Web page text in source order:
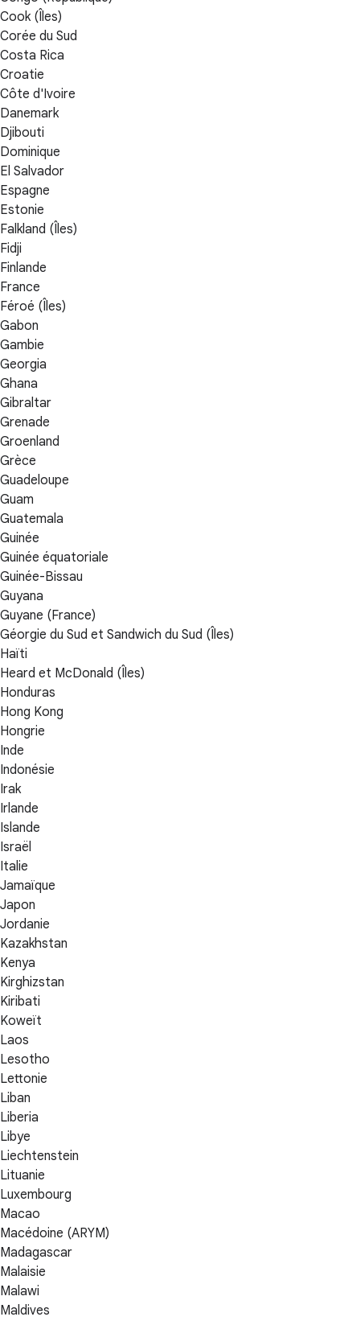
Cook (Îles)
Corée du Sud
Costa Rica
Croatie
Côte d'Ivoire
Danemark
Djibouti
Dominique
El Salvador
Espagne
Estonie
Falkland (Îles)
Fidji
Finlande
France
Féroé (Îles)
Gabon
Gambie
Georgia
Ghana
Gibraltar
Grenade
Groenland
Grèce
Guadeloupe
Guam
Guatemala
Guinée
Guinée équatoriale
Guinée-Bissau
Guyana
Guyane (France)
Géorgie du Sud et Sandwich du Sud (Îles)
Haïti
Heard et McDonald (Îles)
Honduras
Hong Kong
Hongrie
Inde
Indonésie
Irak
Irlande
Islande
Israël
Italie
Jamaïque
Japon
Jordanie
Kazakhstan
Kenya
Kirghizstan
Kiribati
Koweït
Laos
Lesotho
Lettonie
Liban
Liberia
Libye
Liechtenstein
Lituanie
Luxembourg
Macao
Macédoine (ARYM)
Madagascar
Malaisie
Malawi
Maldives